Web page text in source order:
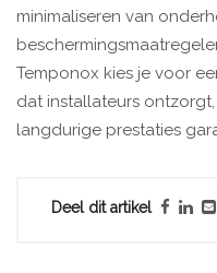
minimaliseren van
Temponox kies je voor
dat installateurs
langdurige prestaties
Deel dit artikel